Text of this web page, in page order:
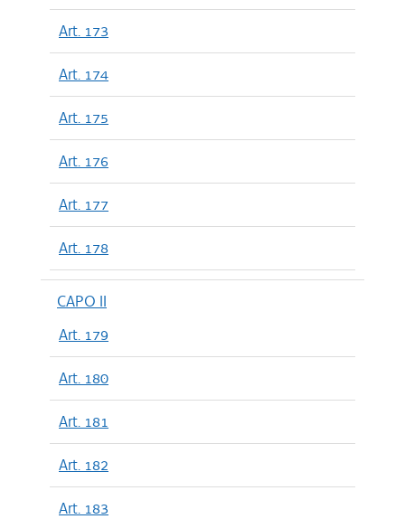
Art. 173
Art. 174
Art. 175
Art. 176
Art. 177
Art. 178
CAPO II
Art. 179
Art. 180
Art. 181
Art. 182
Art. 183